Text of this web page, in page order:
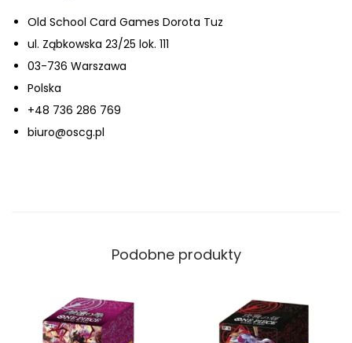
Old School Card Games Dorota Tuz
ul. Ząbkowska 23/25 lok. 111
03-736 Warszawa
Polska
+48 736 286 769
biuro@oscg.pl
Podobne produkty